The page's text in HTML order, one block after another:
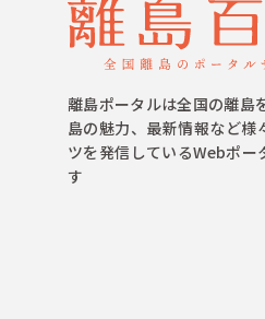
離島ポータルは全国の離島
島の魅力、最新情報など様
ツを発信しているWebポー
す